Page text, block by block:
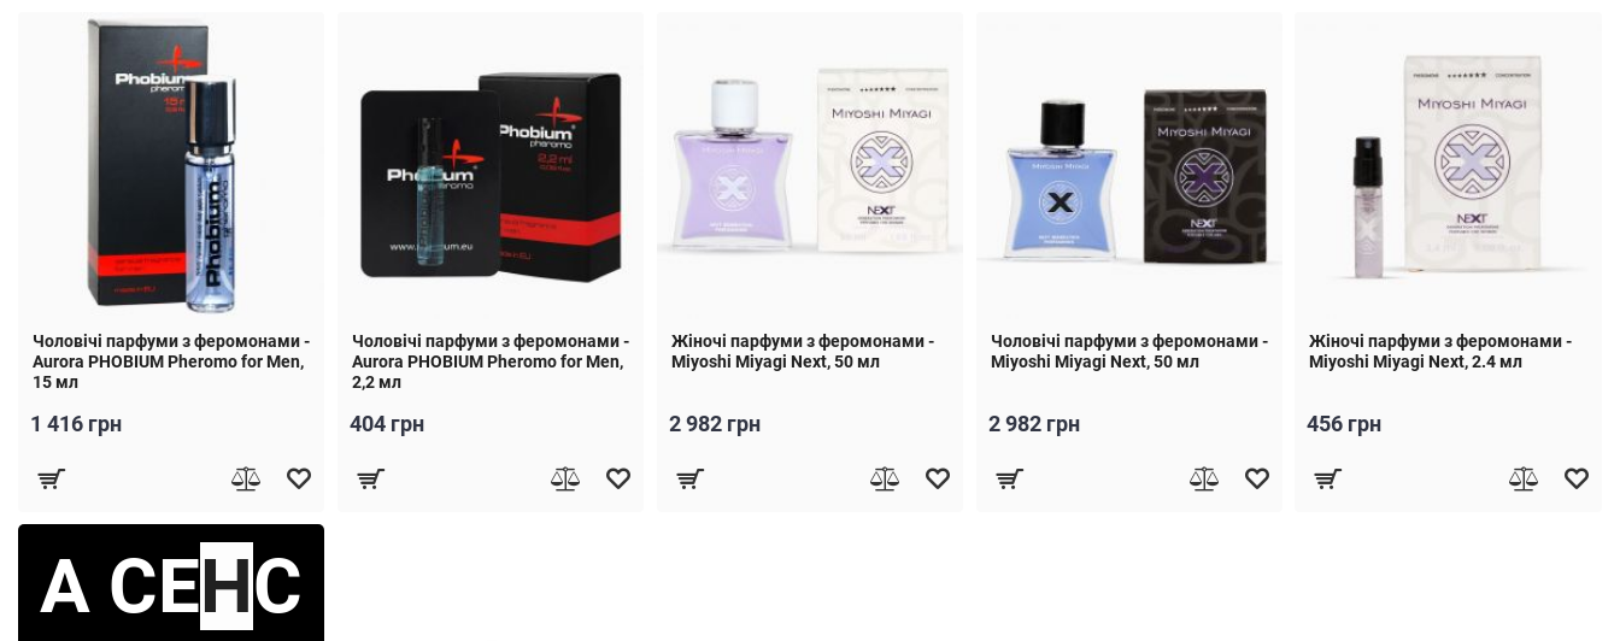
Чоловічі парфуми з феромонами -
Aurora PHOBIUM Pheromo for Men,
15 мл
1 416 грн
Чоловічі парфуми з феромонами -
Aurora PHOBIUM Pheromo for Men,
2,2 мл
404 грн
Жіночі парфуми з феромонами -
Miyoshi Miyagi Next, 50 мл
2 982 грн
Чоловічі парфуми з феромонами -
Miyoshi Miyagi Next, 50 мл
2 982 грн
Жіночі парфуми з феромонами -
Miyoshi Miyagi Next, 2.4 мл
456 грн
А СЕНС